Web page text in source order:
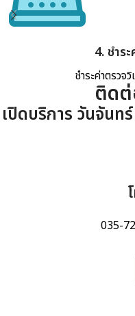
4. ชำร
ชำระค่าตรวจ
ติด
เปิดบริการ วันจันท
035-